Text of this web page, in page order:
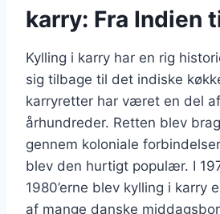
karry: Fra Indien
Kylling i karry har en rig
sig tilbage til det indiske
karryretter har været en del
århundreder. Retten blev
gennem koloniale
blev den hurtigt populær. I
1980’erne blev kylling i karry
af mange danske